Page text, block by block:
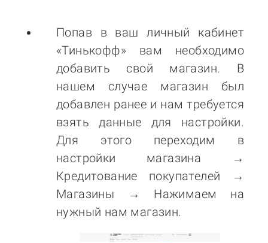
Попав в ваш личный кабинет
«Тинькофф» вам необходимо
добавить свой магазин. В
нашем случае магазин был
добавлен ранее и нам требуется
взять данные для настройки.
Для этого переходим в
настройки магазина
→
Кредитование покупателей
→
Магазины → Нажимаем на
нужный нам магазин.